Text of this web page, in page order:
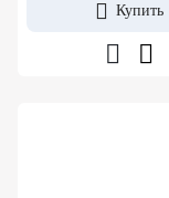
Купить